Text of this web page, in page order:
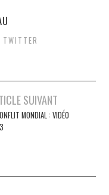
TWITTER
SUIVANT
MONDIAL : VIDÉO